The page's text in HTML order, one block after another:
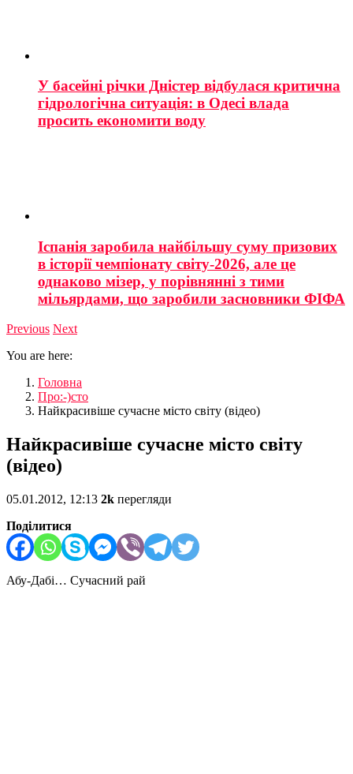
У басейні річки Дністер відбулася критична
гідрологічна ситуація: в Одесі влада
просить економити воду
Іспанія заробила найбільшу суму призових
в історії чемпіонату світу-2026, але це
однаково мізер, у порівнянні з тими
мільярдами, що заробили засновники ФІФА
Previous Next
You are here:
Головна
Про:-)сто
Найкрасивіше сучасне місто світу (відео)
Найкрасивіше сучасне місто світу
(відео)
05.01.2012, 12:13 2k перегляди
Поділитися
Абу-Дабі… Сучасний рай